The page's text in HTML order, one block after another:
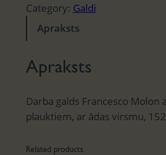
Category: Galdi
Apraksts
Apraksts
Darba galds Francesco Molon
plauktiem, ar ādas virsmu,
Related products